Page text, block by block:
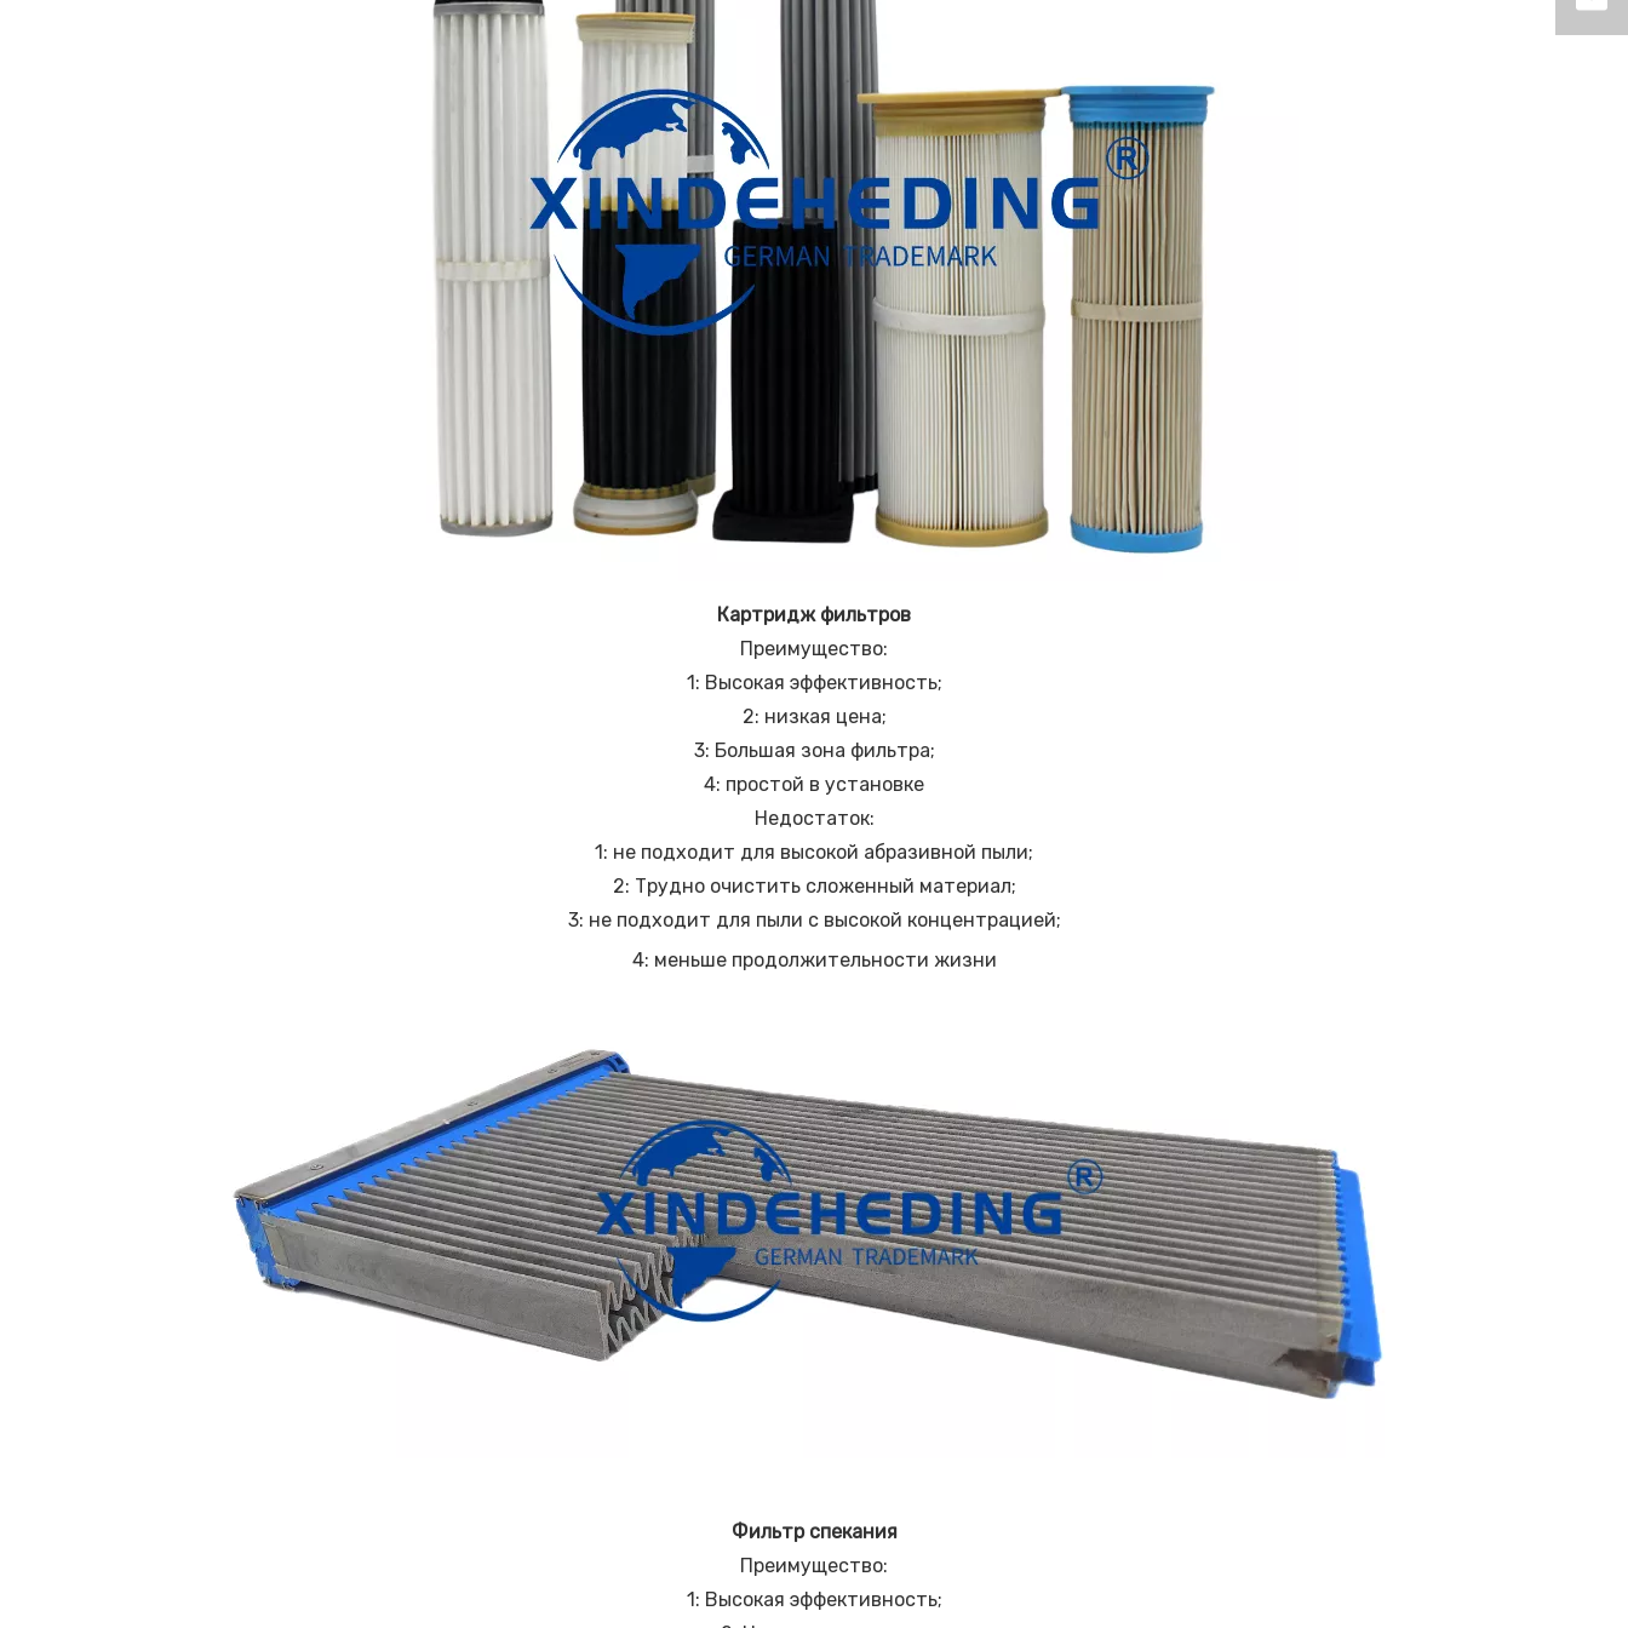
Картридж фильтров
Преимущество:
1: Высокая эффективность;
2: низкая цена;
3: Большая зона фильтра;
4: простой в установке
Недостаток:
1: не подходит для высокой абразивной пыли;
2: Трудно очистить сложенный материал;
3: не подходит для пыли с высокой концентрацией;
4: меньше продолжительности жизни
Фильтр спекания
Преимущество:
1: Высокая эффективность;